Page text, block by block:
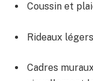
Coussin et
Rideaux
Cadres